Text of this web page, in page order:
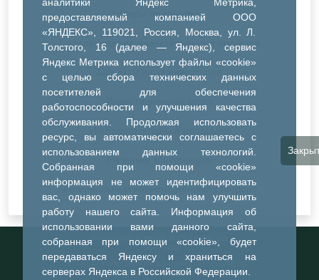
предоставляемый компанией ООО
«ЯНДЕКС», 119021, Россия, Москва, ул. Л.
Толстого, 16 (далее — Яндекс), сервис
Яндекс Метрика использует файлы «cookie»
с целью сбора технических данных
посетителей для обеспечения
работоспособности и улучшения качества
обслуживания. Продолжая использовать
ресурс, вы автоматически соглашаетесь с
использованием данных технологий.
Собранная при помощи «cookie»
информация не может идентифицировать
вас, однако может помочь нам улучшить
работу нашего сайта. Информация об
использовании вами данного сайта,
собранная при помощи «cookie», будет
передаваться Яндексу и храниться на
серверах Яндекса в Российской Федерации.
Меры поддержки
Сопровождение инвестиционных проектов
Объекты ищут инвесторов
Инвестиционная карта
Инфраструктурные площадки
Развитие конкуренции
Региональный инвестиционный стандарт
Информационный портал города
Тобольска
При использовании материалов ссылка на
портал обязательна